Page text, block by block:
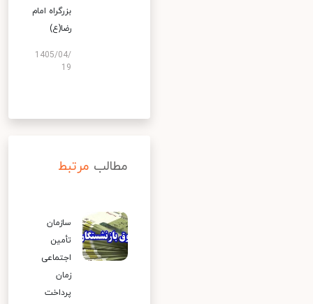
بزرگراه امام
رضا(ع)
1405/04/
19
مطالب مرتبط
سازمان
تأمین
اجتماعی
زمان
پرداخت